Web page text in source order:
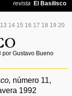
13 14 15 16 17 18 19 20
por Gustavo Bueno
número 11,
1992